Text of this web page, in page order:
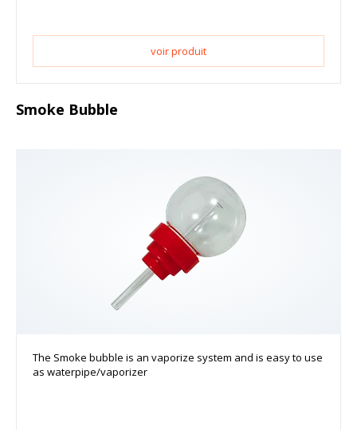
voir produit
Smoke Bubble
The Smoke bubble is an vaporize system and is easy to use
as waterpipe/vaporizer